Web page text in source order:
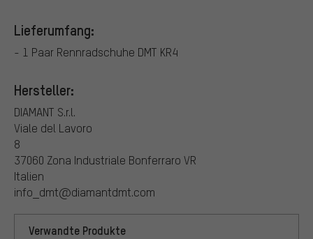
Lieferumfang:
- 1 Paar Rennradschuhe DMT KR4
Hersteller:
DIAMANT S.r.l.
Viale del Lavoro
8
37060 Zona Industriale Bonferraro VR
Italien
info_dmt@diamantdmt.com
Verwandte Produkte